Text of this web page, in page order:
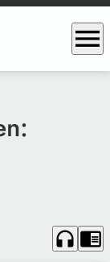
menu
headphones chrome_reader_mode